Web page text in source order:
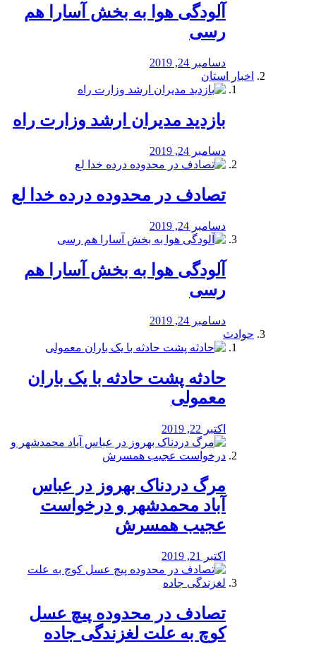
آلودگی هوا به بخش آسارا هم
رسی
دسامبر 24, 2019
اخبار استان
بازدید مدیران ارشد وزارت راه
دسامبر 24, 2019
تصادف در محدوده درده خدا لع
دسامبر 24, 2019
آلودگی هوا به بخش آسارا هم
رسی
دسامبر 24, 2019
حوادث
️حادثه پشت حادثه با یک باران
معمولی
اکتبر 22, 2019
مرگ دردناک بهروز در عباس
آباد محمدشهر و درخواست
عجیب همسرش
اکتبر 21, 2019
تصادف در محدوده پیچ عسل
کوچ به علت لغزندگی جاده